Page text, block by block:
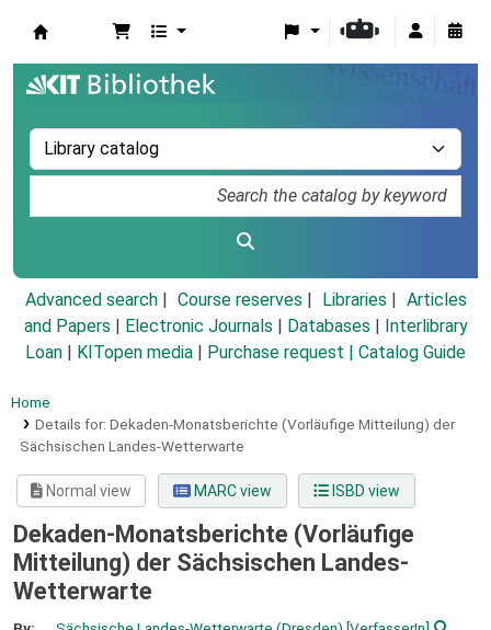
Advanced search Course reserves Libraries
Articles
and Papers
Electronic Journals Databases
Interlibrary
Loan
KITopen media Purchase request | Catalog Guide
Home
Details for: Dekaden-Monatsberichte (Vorläufige Mitteilung) der
Sächsischen Landes-Wetterwarte
Normal view MARC view ISBD view
Dekaden-Monatsberichte (Vorläufige
Mitteilung) der Sächsischen Landes-
Wetterwarte